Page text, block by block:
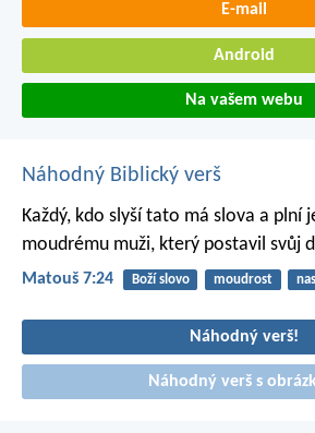
E-mail
Android
Na vašem webu
Náhodný Biblický verš
Každý, kdo slyší tato má slova a plní
moudrému muži, který postavil svůj
Matouš 7:24 Boží slovo moudrost
Náhodný verš!
Náhodný verš s